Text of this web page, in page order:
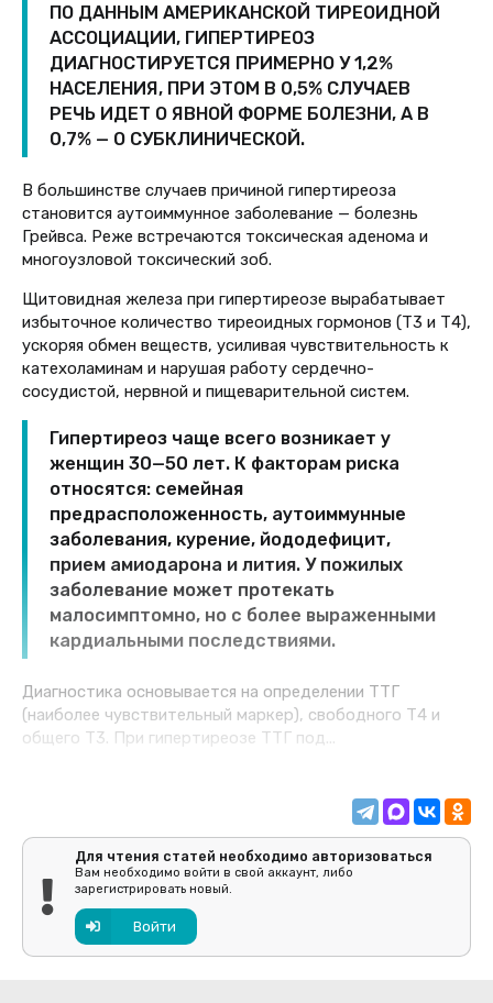
ПО ДАННЫМ АМЕРИКАНСКОЙ ТИРЕОИДНОЙ
АССОЦИАЦИИ, ГИПЕРТИРЕОЗ
ДИАГНОСТИРУЕТСЯ ПРИМЕРНО У 1,2%
НАСЕЛЕНИЯ, ПРИ ЭТОМ В 0,5% СЛУЧАЕВ
РЕЧЬ ИДЕТ О ЯВНОЙ ФОРМЕ БОЛЕЗНИ, А В
0,7% — О СУБКЛИНИЧЕСКОЙ.
В большинстве случаев причиной гипертиреоза
становится аутоиммунное заболевание — болезнь
Грейвса. Реже встречаются токсическая аденома и
многоузловой токсический зоб.
Щитовидная железа при гипертиреозе вырабатывает
избыточное количество тиреоидных гормонов (Т3 и Т4),
ускоряя обмен веществ, усиливая чувствительность к
катехоламинам и нарушая работу сердечно-
сосудистой, нервной и пищеварительной систем.
Гипертиреоз чаще всего возникает у
женщин 30—50 лет. К факторам риска
относятся: семейная
предрасположенность, аутоиммунные
заболевания, курение, йододефицит,
прием амиодарона и лития. У пожилых
заболевание может протекать
малосимптомно, но с более выраженными
кардиальными последствиями.
Диагностика основывается на определении ТТГ
(наиболее чувствительный маркер), свободного Т4 и
общего Т3. При гипертиреозе ТТГ под...
Для чтения статей необходимо авторизоваться
Вам необходимо войти в свой аккаунт, либо
зарегистрировать новый.
Войти